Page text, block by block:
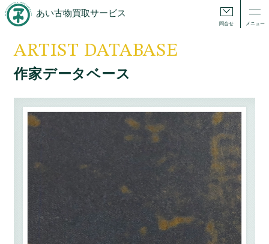
あい古物買取サービス
問合せ メニュー
ARTIST DATABASE
作家データベース